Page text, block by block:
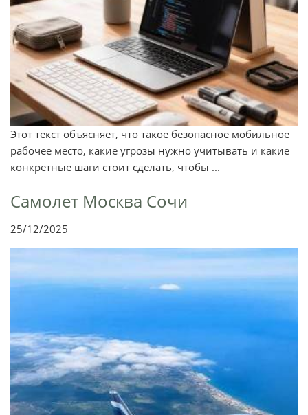
Этот текст объясняет, что такое безопасное мобильное
рабочее место, какие угрозы нужно учитывать и какие
конкретные шаги стоит сделать, чтобы ...
Самолет Москва Сочи
25/12/2025